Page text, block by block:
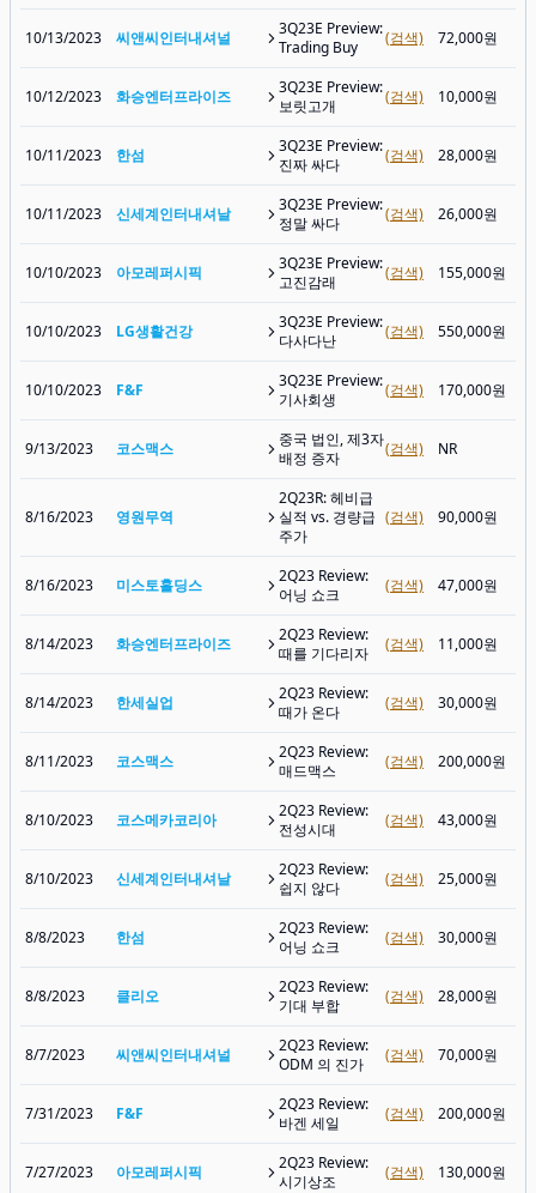
10/13/2023 씨앤씨인터내셔널
3Q23E Preview:
Trading Buy
(검색) 72,000원
10/12/2023 화승엔터프라이즈
3Q23E Preview:
보릿고개
(검색) 10,000원
10/11/2023 한섬
3Q23E Preview:
진짜 싸다
(검색) 28,000원
10/11/2023 신세계인터내셔날
3Q23E Preview:
정말 싸다
(검색) 26,000원
10/10/2023 아모레퍼시픽
3Q23E Preview:
고진감래
(검색) 155,000원
10/10/2023 LG생활건강
3Q23E Preview:
다사다난
(검색) 550,000원
10/10/2023 F&F
3Q23E Preview:
기사회생
(검색) 170,000원
9/13/2023 코스맥스
중국 법인, 제3자
배정 증자
(검색) NR
8/16/2023 영원무역
2Q23R: 헤비급
실적 vs. 경량급
주가
(검색) 90,000원
8/16/2023 미스토홀딩스
2Q23 Review:
어닝 쇼크
(검색) 47,000원
8/14/2023 화승엔터프라이즈
2Q23 Review:
때를 기다리자
(검색) 11,000원
8/14/2023 한세실업
2Q23 Review:
때가 온다
(검색) 30,000원
8/11/2023 코스맥스
2Q23 Review:
매드맥스
(검색) 200,000원
8/10/2023 코스메카코리아
2Q23 Review:
전성시대
(검색) 43,000원
8/10/2023 신세계인터내셔날
2Q23 Review:
쉽지 않다
(검색) 25,000원
8/8/2023 한섬
2Q23 Review:
어닝 쇼크
(검색) 30,000원
8/8/2023 클리오
2Q23 Review:
기대 부합
(검색) 28,000원
8/7/2023 씨앤씨인터내셔널
2Q23 Review:
ODM 의 진가
(검색) 70,000원
7/31/2023 F&F
2Q23 Review:
바겐 세일
(검색) 200,000원
7/27/2023 아모레퍼시픽
2Q23 Review:
시기상조
(검색) 130,000원